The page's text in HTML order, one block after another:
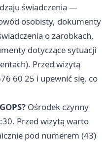
świadczenia —
osobisty, dokumenty
o zarobkach,
dotyczące sytuacji
Przed wizytą
60 25 i upewnić się, co
Ośrodek czynny
Przed wizytą warto
pod numerem (43)